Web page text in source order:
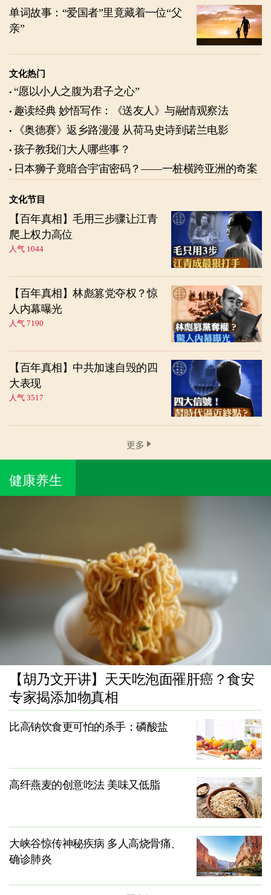
单词故事：“爱国者”里竟藏着一位“父
亲”
文化热门
“愿以小人之腹为君子之心”
趣读经典 妙悟写作：《送友人》与融情观察法
《奥德赛》返乡路漫漫 从荷马史诗到诺兰电影
孩子教我们大人哪些事？
日本狮子竟暗合宇宙密码？——一桩横跨亚洲的奇案
文化节目
【百年真相】毛用三步骤让江青
爬上权力高位
人气 1044
【百年真相】林彪篡党夺权？惊
人内幕曝光
人气 7190
【百年真相】中共加速自毁的四
大表现
人气 3517
更多
健康养生
【胡乃文开讲】天天吃泡面罹肝癌？食安
专家揭添加物真相
比高钠饮食更可怕的杀手：磷酸盐
高纤燕麦的创意吃法 美味又低脂
大峡谷惊传神秘疾病 多人高烧骨痛、
确诊肺炎